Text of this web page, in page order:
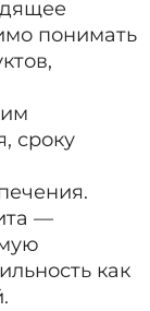
понимать
сроку
—
как